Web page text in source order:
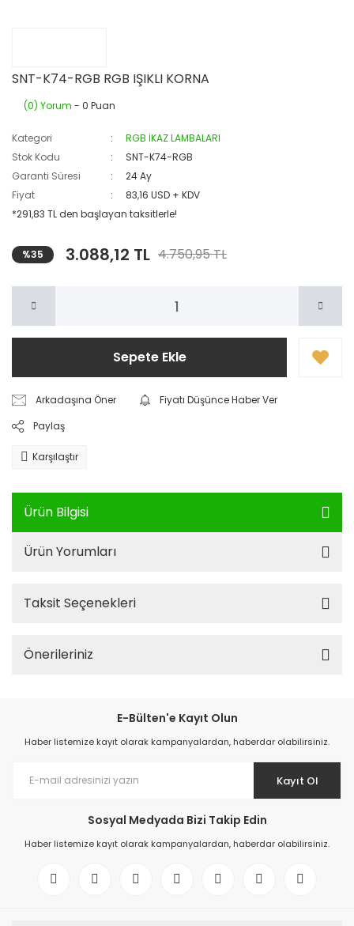
SNT-K74-RGB RGB IŞIKLI KORNA
(0) Yorum - 0 Puan
Kategori
RGB İKAZ LAMBALARI
Stok Kodu
SNT-K74-RGB
Garanti Süresi
24 Ay
Fiyat
83,16 USD + KDV
*291,83 TL den başlayan taksitlerle!
%35 3.088,12 TL 4.750,95 TL
Sepete Ekle
Arkadaşına Öner
Fiyatı Düşünce Haber Ver
Paylaş
Karşılaştır
Ürün Bilgisi
Ürün Yorumları
Taksit Seçenekleri
Önerileriniz
E-Bülten'e Kayıt Olun
Haber listemize kayıt olarak kampanyalardan, haberdar olabilirsiniz.
Kayıt Ol
Sosyal Medyada Bizi Takip Edin
Haber listemize kayıt olarak kampanyalardan, haberdar olabilirsiniz.